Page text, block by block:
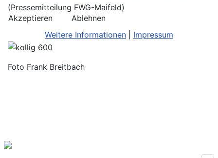
(Pressemitteilung FWG-Maifeld)
Foto Frank Breitbach
Akzeptieren
Ablehnen
Weitere Informationen
Impressum